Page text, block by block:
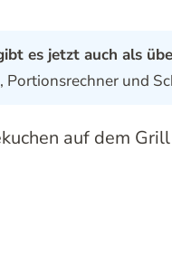
es jetzt auch als
Portionsrechner und
auf dem